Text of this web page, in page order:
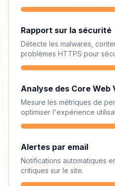
Rapport sur la sécurité
Détecte les malwares,
problèmes HTTPS pour
Analyse des Core Web
Mesure les métriques de
optimiser l'expérience
Alertes par email
Notifications automatiques
critiques sur le site.